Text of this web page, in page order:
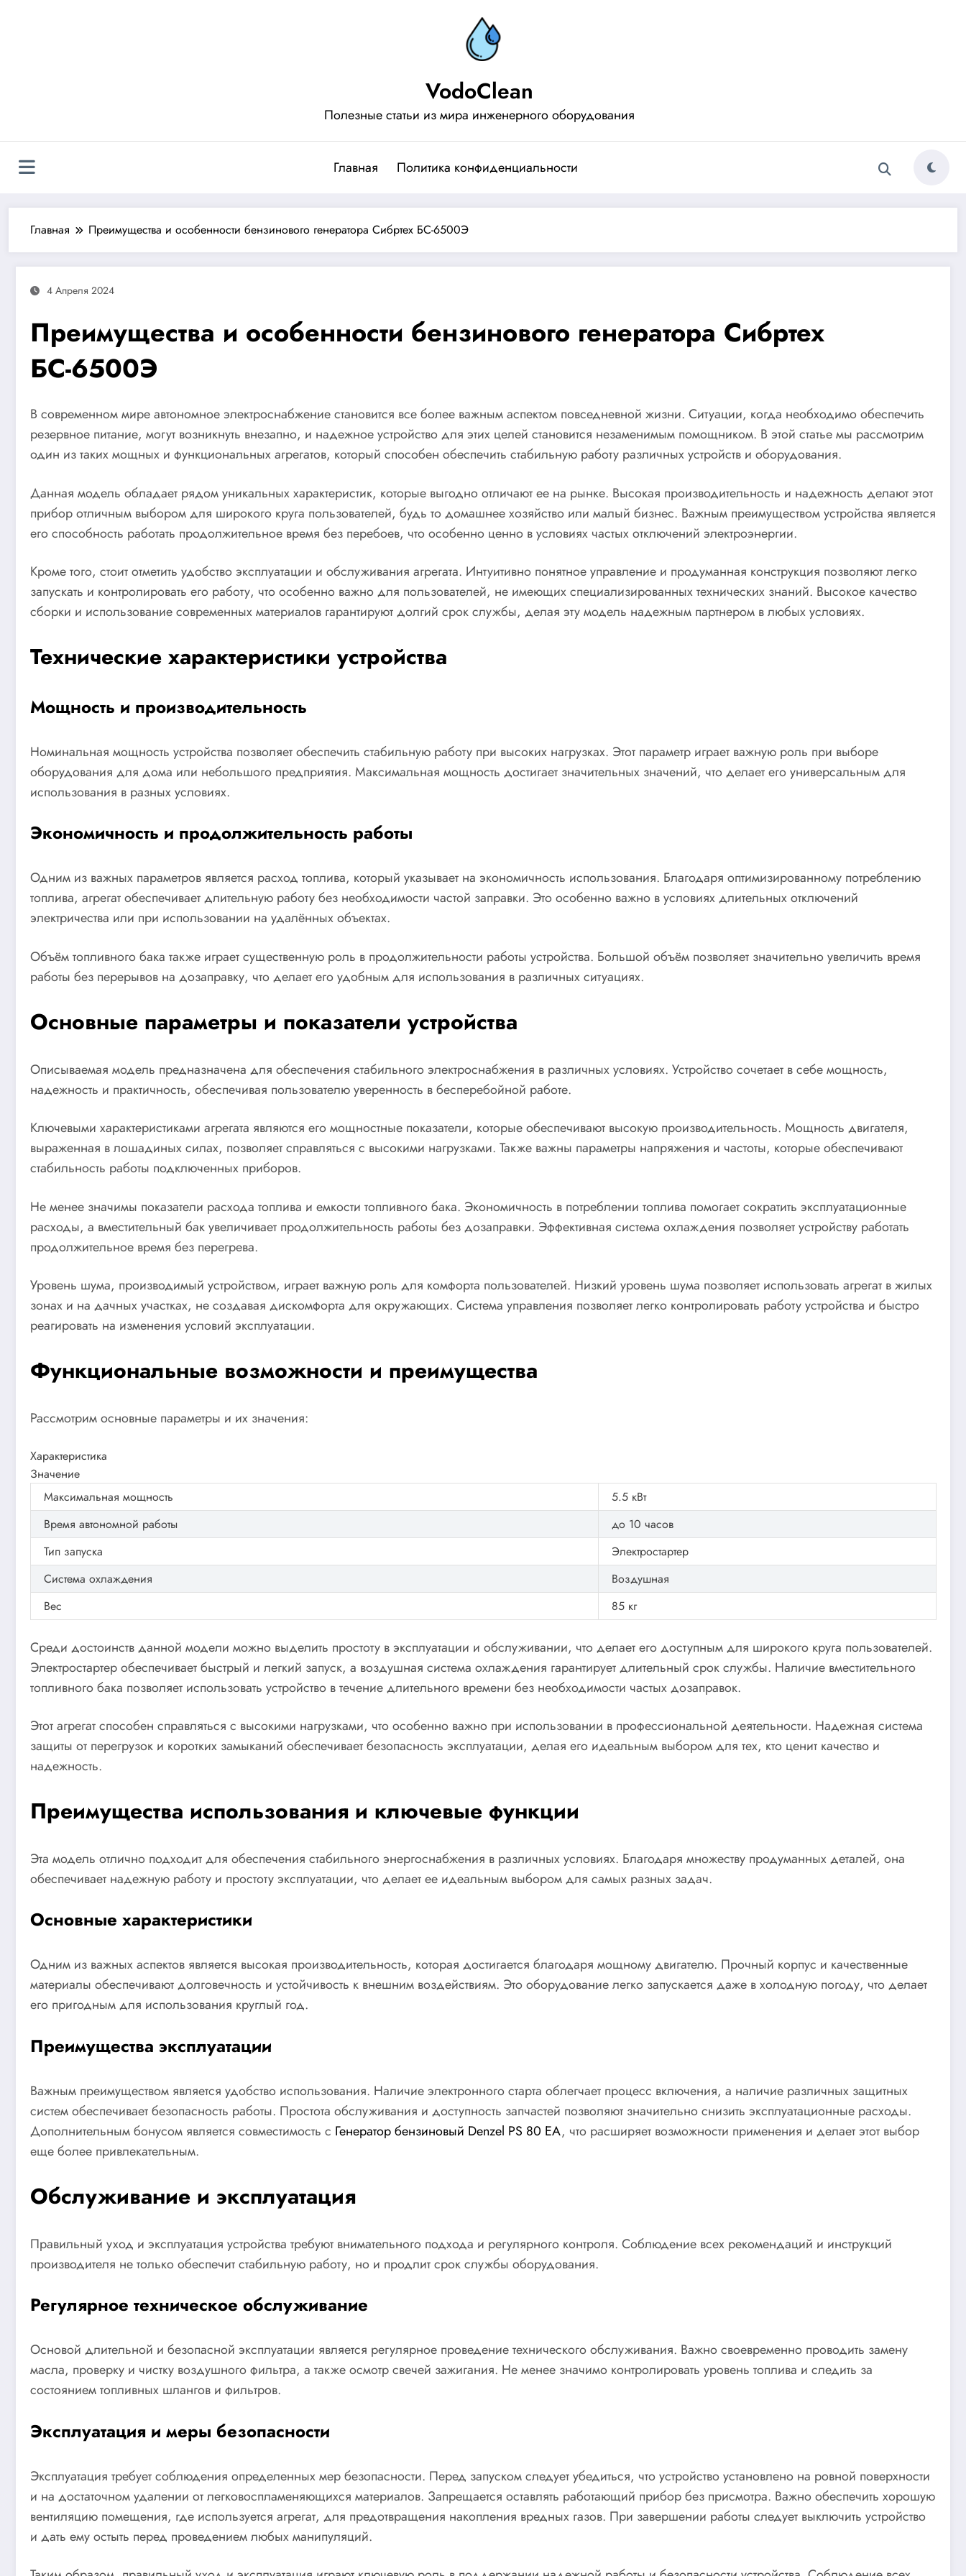
VodoClean
Полезные статьи из мира инженерного оборудования
Главная Политика конфиденциальности
Главная Преимущества и особенности бензинового генератора Сибртех БС-6500Э
4 Апреля 2024
Преимущества и особенности бензинового генератора Сибртех
БС-6500Э
В современном мире автономное электроснабжение становится все более важным аспектом повседневной жизни. Ситуации, когда необходимо обеспечить
резервное питание, могут возникнуть внезапно, и надежное устройство для этих целей становится незаменимым помощником. В этой статье мы рассмотрим
один из таких мощных и функциональных агрегатов, который способен обеспечить стабильную работу различных устройств и оборудования.
Данная модель обладает рядом уникальных характеристик, которые выгодно отличают ее на рынке. Высокая производительность и надежность делают этот
прибор отличным выбором для широкого круга пользователей, будь то домашнее хозяйство или малый бизнес. Важным преимуществом устройства является
его способность работать продолжительное время без перебоев, что особенно ценно в условиях частых отключений электроэнергии.
Кроме того, стоит отметить удобство эксплуатации и обслуживания агрегата. Интуитивно понятное управление и продуманная конструкция позволяют легко
запускать и контролировать его работу, что особенно важно для пользователей, не имеющих специализированных технических знаний. Высокое качество
сборки и использование современных материалов гарантируют долгий срок службы, делая эту модель надежным партнером в любых условиях.
Технические характеристики устройства
Мощность и производительность
Номинальная мощность устройства позволяет обеспечить стабильную работу при высоких нагрузках. Этот параметр играет важную роль при выборе
оборудования для дома или небольшого предприятия. Максимальная мощность достигает значительных значений, что делает его универсальным для
использования в разных условиях.
Экономичность и продолжительность работы
Одним из важных параметров является расход топлива, который указывает на экономичность использования. Благодаря оптимизированному потреблению
топлива, агрегат обеспечивает длительную работу без необходимости частой заправки. Это особенно важно в условиях длительных отключений
электричества или при использовании на удалённых объектах.
Объём топливного бака также играет существенную роль в продолжительности работы устройства. Большой объём позволяет значительно увеличить время
работы без перерывов на дозаправку, что делает его удобным для использования в различных ситуациях.
Основные параметры и показатели устройства
Описываемая модель предназначена для обеспечения стабильного электроснабжения в различных условиях. Устройство сочетает в себе мощность,
надежность и практичность, обеспечивая пользователю уверенность в бесперебойной работе.
Ключевыми характеристиками агрегата являются его мощностные показатели, которые обеспечивают высокую производительность. Мощность двигателя,
выраженная в лошадиных силах, позволяет справляться с высокими нагрузками. Также важны параметры напряжения и частоты, которые обеспечивают
стабильность работы подключенных приборов.
Не менее значимы показатели расхода топлива и емкости топливного бака. Экономичность в потреблении топлива помогает сократить эксплуатационные
расходы, а вместительный бак увеличивает продолжительность работы без дозаправки. Эффективная система охлаждения позволяет устройству работать
продолжительное время без перегрева.
Уровень шума, производимый устройством, играет важную роль для комфорта пользователей. Низкий уровень шума позволяет использовать агрегат в жилых
зонах и на дачных участках, не создавая дискомфорта для окружающих. Система управления позволяет легко контролировать работу устройства и быстро
реагировать на изменения условий эксплуатации.
Функциональные возможности и преимущества
Рассмотрим основные параметры и их значения:
Характеристика
Значение
Максимальная мощность
5.5 кВт
Время автономной работы
до 10 часов
Тип запуска
Электростартер
Система охлаждения
Воздушная
Вес
85 кг
Среди достоинств данной модели можно выделить простоту в эксплуатации и обслуживании, что делает его доступным для широкого круга пользователей.
Электростартер обеспечивает быстрый и легкий запуск, а воздушная система охлаждения гарантирует длительный срок службы. Наличие вместительного
топливного бака позволяет использовать устройство в течение длительного времени без необходимости частых дозаправок.
Этот агрегат способен справляться с высокими нагрузками, что особенно важно при использовании в профессиональной деятельности. Надежная система
защиты от перегрузок и коротких замыканий обеспечивает безопасность эксплуатации, делая его идеальным выбором для тех, кто ценит качество и
надежность.
Преимущества использования и ключевые функции
Эта модель отлично подходит для обеспечения стабильного энергоснабжения в различных условиях. Благодаря множеству продуманных деталей, она
обеспечивает надежную работу и простоту эксплуатации, что делает ее идеальным выбором для самых разных задач.
Основные характеристики
Одним из важных аспектов является высокая производительность, которая достигается благодаря мощному двигателю. Прочный корпус и качественные
материалы обеспечивают долговечность и устойчивость к внешним воздействиям. Это оборудование легко запускается даже в холодную погоду, что делает
его пригодным для использования круглый год.
Преимущества эксплуатации
Важным преимуществом является удобство использования. Наличие электронного старта облегчает процесс включения, а наличие различных защитных
систем обеспечивает безопасность работы. Простота обслуживания и доступность запчастей позволяют значительно снизить эксплуатационные расходы.
Дополнительным бонусом является совместимость с Генератор бензиновый Denzel PS 80 EA, что расширяет возможности применения и делает этот выбор
еще более привлекательным.
Обслуживание и эксплуатация
Правильный уход и эксплуатация устройства требуют внимательного подхода и регулярного контроля. Соблюдение всех рекомендаций и инструкций
производителя не только обеспечит стабильную работу, но и продлит срок службы оборудования.
Регулярное техническое обслуживание
Основой длительной и безопасной эксплуатации является регулярное проведение технического обслуживания. Важно своевременно проводить замену
масла, проверку и чистку воздушного фильтра, а также осмотр свечей зажигания. Не менее значимо контролировать уровень топлива и следить за
состоянием топливных шлангов и фильтров.
Эксплуатация и меры безопасности
Эксплуатация требует соблюдения определенных мер безопасности. Перед запуском следует убедиться, что устройство установлено на ровной поверхности
и на достаточном удалении от легковоспламеняющихся материалов. Запрещается оставлять работающий прибор без присмотра. Важно обеспечить хорошую
вентиляцию помещения, где используется агрегат, для предотвращения накопления вредных газов. При завершении работы следует выключить устройство
и дать ему остыть перед проведением любых манипуляций.